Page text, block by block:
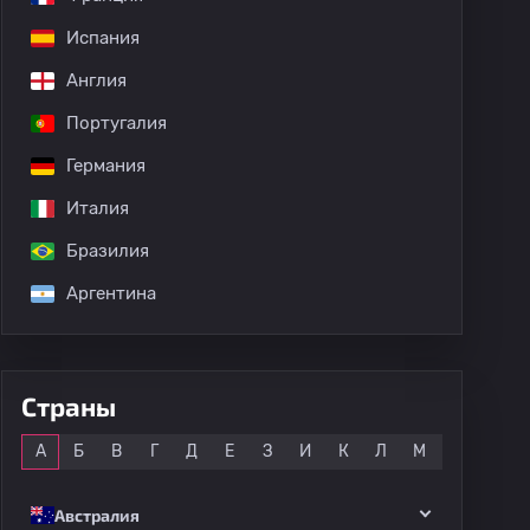
Испания
Англия
Португалия
Германия
Италия
Бразилия
Аргентина
Страны
А Б В Г Д Е З И К Л М
Австралия